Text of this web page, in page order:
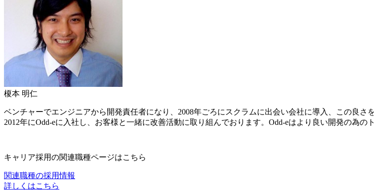
榎本 明仁
ベンチャーでエンジニアから開発責任者になり、2008年ごろにスクラムに出会い会社に導入、この良
2012年にOdd-eに入社し、お客様と一緒に改善活動に取り組んでおります。Odd-eはより良い開発の為の
キャリア採用の関連職種ページはこちら
関連職種の採用情報
詳しくはこちら